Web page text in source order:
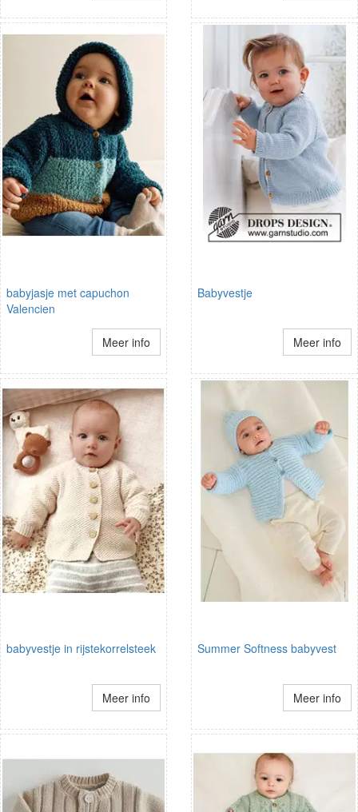
babyjasje met capuchon
Valencien
Meer info
Babyvestje
Meer info
babyvestje in rijstekorrelsteek
Meer info
Summer Softness babyvest
Meer info